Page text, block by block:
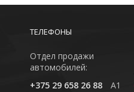
ТЕЛЕФОНЫ
Отдел продажи
автомобилей:
+375 29 658 26 88
A1